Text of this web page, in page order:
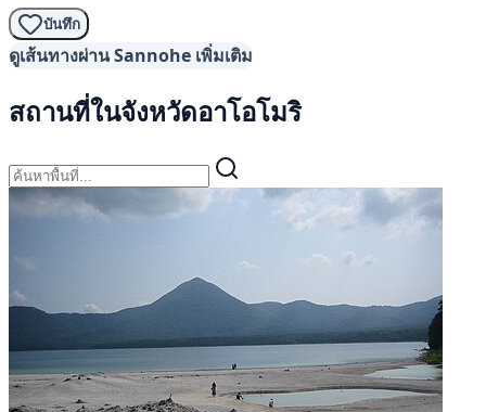
บันทึก
ดูเส้นทางผ่าน Sannohe เพิ่มเติม
สถานที่ในจังหวัดอาโอโมริ